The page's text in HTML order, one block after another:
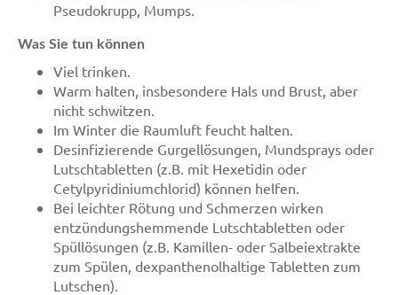
Pseudokrupp, Mumps.
Was Sie tun können
Viel trinken.
Warm halten, insbesondere Hals und Brust, aber
nicht schwitzen.
Im Winter die Raumluft feucht halten.
Desinfizierende Gurgellösungen, Mundsprays oder
Lutschtabletten (z.B. mit Hexetidin oder
Cetylpyridiniumchlorid) können helfen.
Bei leichter Rötung und Schmerzen wirken
entzündungshemmende Lutschtabletten oder
Spüllösungen (z.B. Kamillen- oder Salbeiextrakte
zum Spülen, dexpanthenolhaltige Tabletten zum
Lutschen).